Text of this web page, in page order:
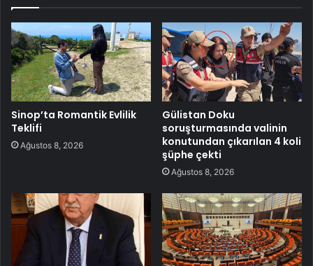
Sinop’ta Romantik Evlilik
Teklifi
Ağustos 8, 2026
Gülistan Doku
soruşturmasında valinin
konutundan çıkarılan 4 koli
şüphe çekti
Ağustos 8, 2026